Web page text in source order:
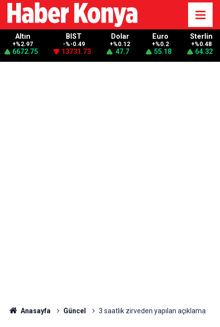
Altın
+%2.97
6672.75
BIST
-%-0.49
13731.73
Dolar
+%0.12
47.7
Euro
+%0.2
55.18
Sterlin
+%0.48
64.32
Anasayfa Güncel 3 saatlik zirveden yapılan açıklama